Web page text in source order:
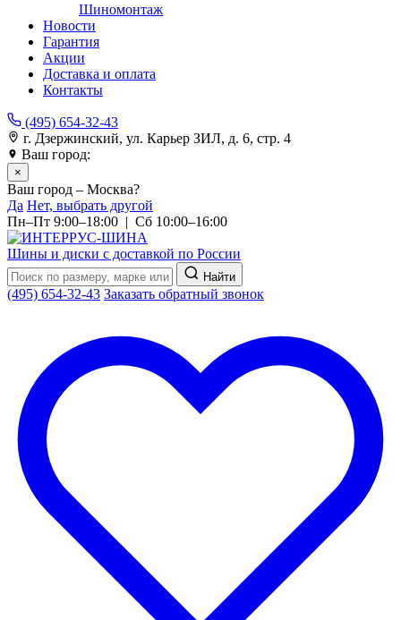
Шиномонтаж
Новости
Гарантия
Акции
Доставка и оплата
Контакты
(495) 654-32-43
г. Дзержинский, ул. Карьер ЗИЛ, д. 6, стр. 4
Ваш город:
×
Ваш город – Москва?
Да Нет, выбрать другой
Пн–Пт 9:00–18:00 | Сб 10:00–16:00
Шины и диски с доставкой по России
Найти
(495) 654-32-43 Заказать обратный звонок